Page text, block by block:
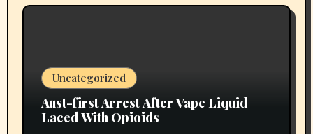
Uncategorized
Aust-first Arrest After Vape Liquid
Laced With Opioids